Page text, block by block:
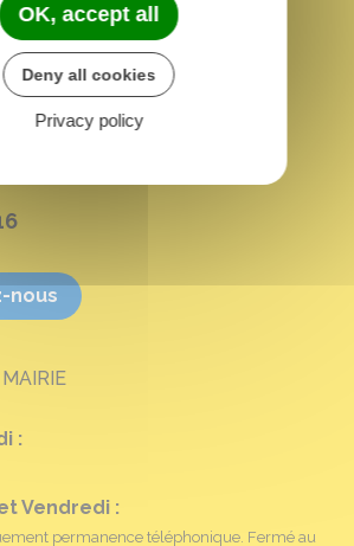
nous
:
Vendredi :
permanence téléphonique. Fermé au
OK, accept all
Deny all cookies
Privacy policy